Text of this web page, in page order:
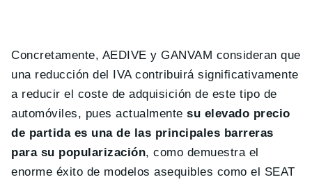
Concretamente, AEDIVE y GANVAM consideran que
una reducción del IVA contribuirá significativamente
a reducir el coste de adquisición de este tipo de
automóviles, pues actualmentesu elevado precio
de partida es una de las principales barreras
para su popularización, como demuestra el
enorme éxito de modelos asequibles como el SEAT